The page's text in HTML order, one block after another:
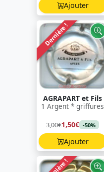
Ajouter
Dernière !
AGRAPART et Fils
1 Argent * griffures
3,00€1,50€ -50%
Ajouter